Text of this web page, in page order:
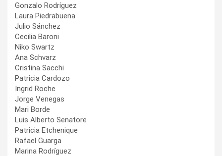
Gonzalo Rodríguez
Laura Piedrabuena
Julio Sánchez
Cecilia Baroni
Niko Swartz
Ana Schvarz
Cristina Sacchi
Patricia Cardozo
Ingrid Roche
Jorge Venegas
Mari Borde
Luis Alberto Senatore
Patricia Etchenique
Rafael Guarga
Marina Rodríguez